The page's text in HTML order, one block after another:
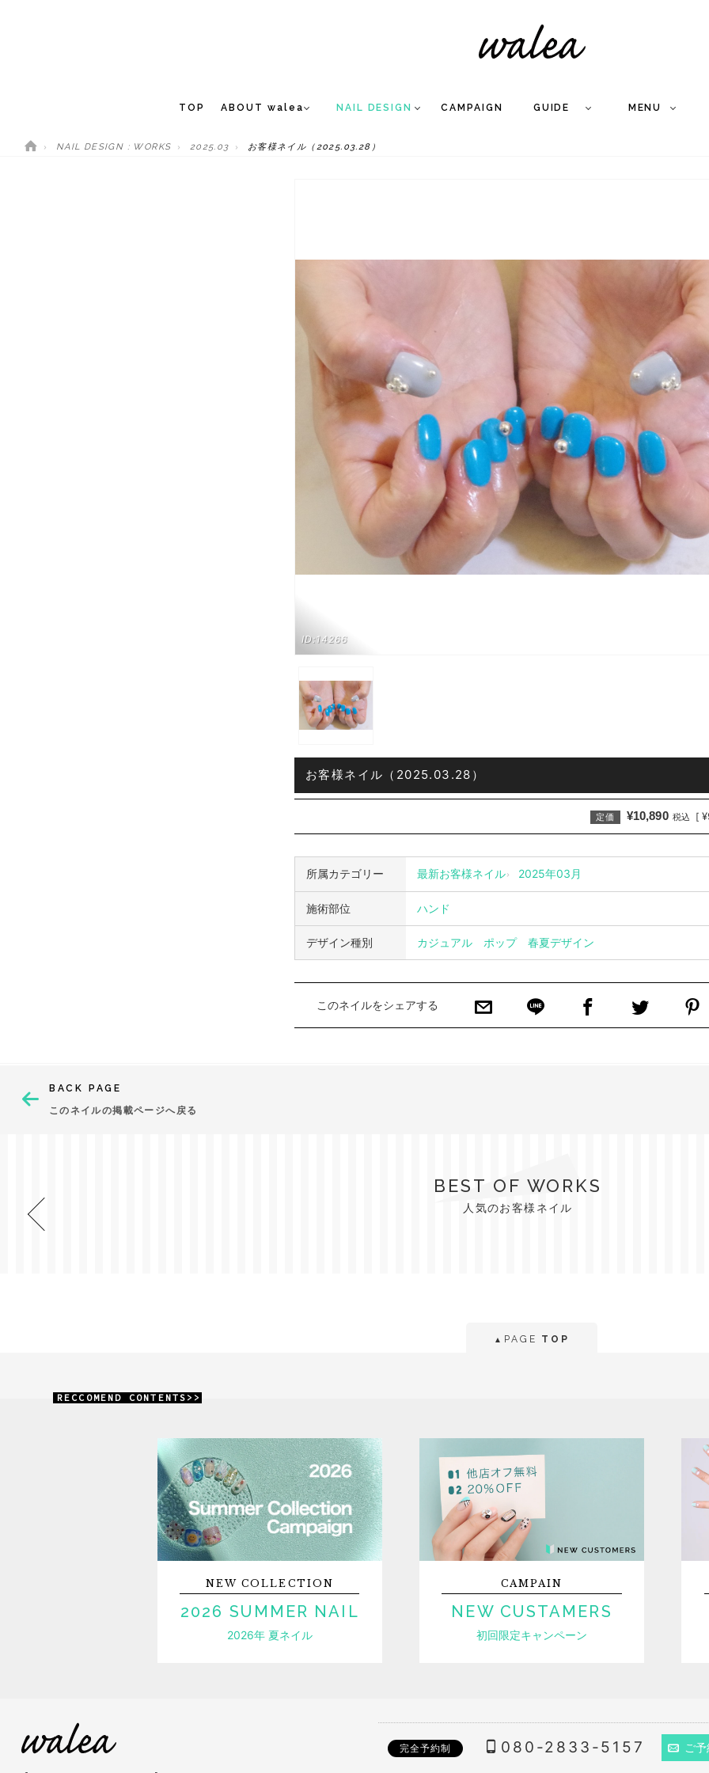
TOP ABOUT walea NAIL DESIGN CAMPAIGN GUIDE MENU
NAIL DESIGN : WORKS 2025.03 お客様ネイル（2025.03.28）
ID:14266
お客様ネイル（2025.03.28）
定価 ¥10,890 税込 [
所属カテゴリー 最新お客様ネイル 2025年03月
施術部位 ハンド
デザイン種別 カジュアル ポップ 春夏デザイン
このネイルをシェアする
BACK PAGE
このネイルの掲載ページへ戻る
BEST OF WORKS
人気のお客様ネイル
▲ PAGE TOP
RECCOMEND CONTENTS>>
NEWCOLLECTION
2026 SUMMER NAIL
2026年 夏ネイル
CAMPAIN
NEW CUSTAMERS
初回限定キャンペーン
完全予約制 080-2833-5157 ご